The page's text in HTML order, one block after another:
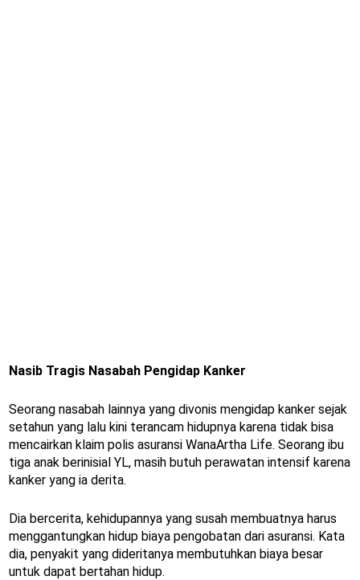
Nasib Tragis Nasabah Pengidap Kanker
Seorang nasabah lainnya yang divonis mengidap kanker sejak
setahun yang lalu kini terancam hidupnya karena tidak bisa
mencairkan klaim polis asuransi WanaArtha Life. Seorang ibu
tiga anak berinisial YL, masih butuh perawatan intensif karena
kanker yang ia derita.
Dia bercerita, kehidupannya yang susah membuatnya harus
menggantungkan hidup biaya pengobatan dari asuransi. Kata
dia, penyakit yang dideritanya membutuhkan biaya besar
untuk dapat bertahan hidup.